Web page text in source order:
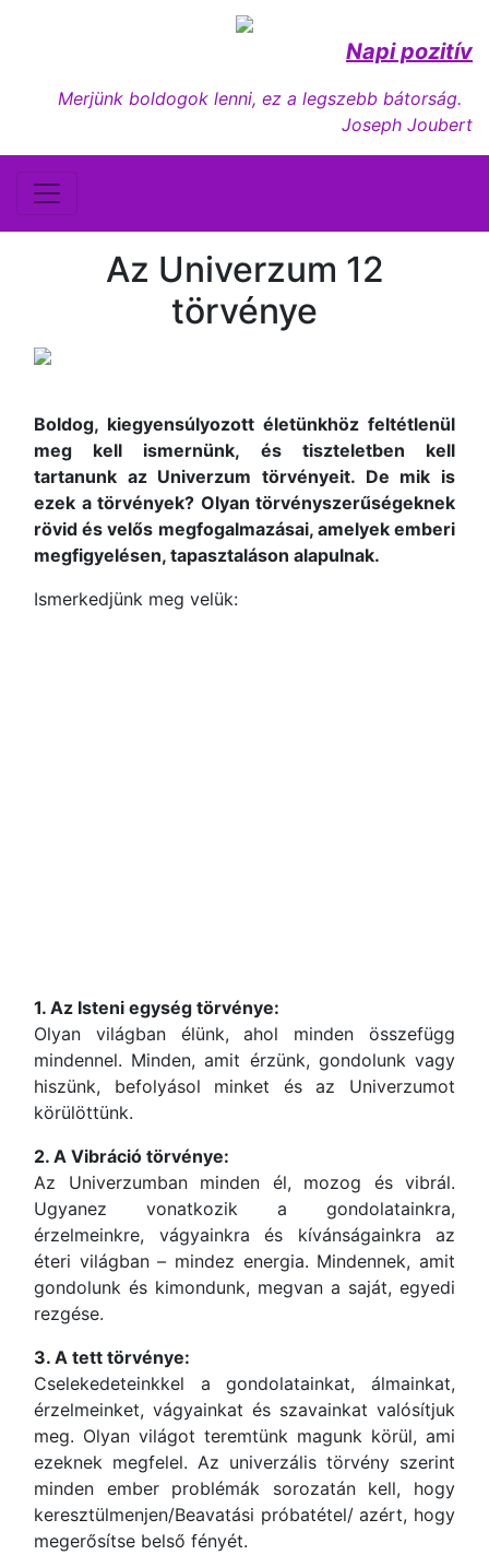
Napi pozitív
Merjünk boldogok lenni, ez a legszebb bátorság.
Joseph Joubert
Az Univerzum 12
törvénye
Boldog, kiegyensúlyozott életünkhöz feltétlenül
meg kell ismernünk, és tiszteletben kell
tartanunk az Univerzum törvényeit. De mik is
ezek a törvények? Olyan törvényszerűségeknek
rövid és velős megfogalmazásai, amelyek emberi
megfigyelésen, tapasztaláson alapulnak.
Ismerkedjünk meg velük:
1. Az Isteni egység törvénye:
Olyan világban élünk, ahol minden összefügg
mindennel. Minden, amit érzünk, gondolunk vagy
hiszünk, befolyásol minket és az Univerzumot
körülöttünk.
2. A Vibráció törvénye:
Az Univerzumban minden él, mozog és vibrál.
Ugyanez vonatkozik a gondolatainkra,
érzelmeinkre, vágyainkra és kívánságainkra az
éteri világban – mindez energia. Mindennek, amit
gondolunk és kimondunk, megvan a saját, egyedi
rezgése.
3. A tett törvénye:
Cselekedeteinkkel a gondolatainkat, álmainkat,
érzelmeinket, vágyainkat és szavainkat valósítjuk
meg. Olyan világot teremtünk magunk körül, ami
ezeknek megfelel. Az univerzális törvény szerint
minden ember problémák sorozatán kell, hogy
keresztülmenjen/Beavatási próbatétel/ azért, hogy
megerősítse belső fényét.